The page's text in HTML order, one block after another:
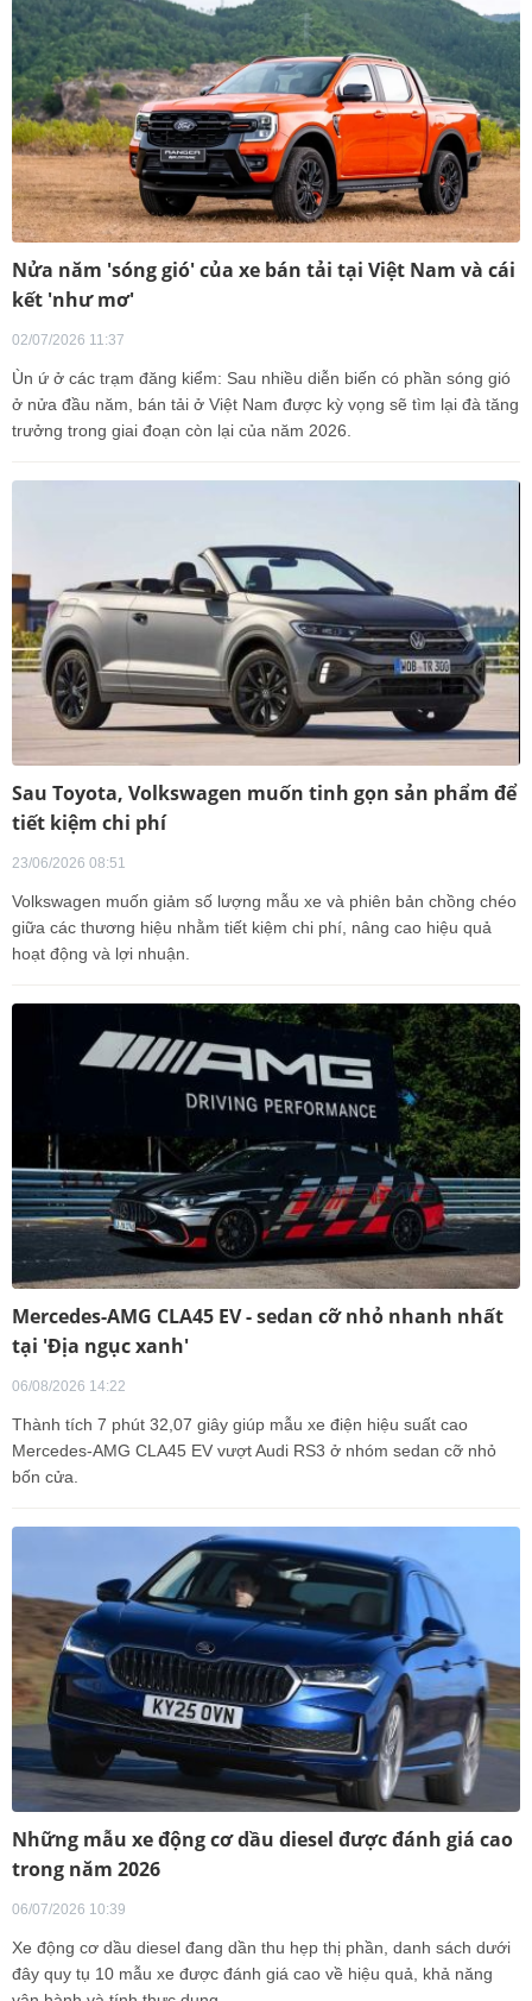
Nửa năm 'sóng gió' của xe bán tải tại Việt Nam và cái
kết 'như mơ'
02/07/2026 11:37
Ùn ứ ở các trạm đăng kiểm: Sau nhiều diễn biến có phần sóng gió
ở nửa đầu năm, bán tải ở Việt Nam được kỳ vọng sẽ tìm lại đà tăng
trưởng trong giai đoạn còn lại của năm 2026.
Sau Toyota, Volkswagen muốn tinh gọn sản phẩm để
tiết kiệm chi phí
23/06/2026 08:51
Volkswagen muốn giảm số lượng mẫu xe và phiên bản chồng chéo
giữa các thương hiệu nhằm tiết kiệm chi phí, nâng cao hiệu quả
hoạt động và lợi nhuận.
Mercedes-AMG CLA45 EV - sedan cỡ nhỏ nhanh nhất
tại 'Địa ngục xanh'
06/08/2026 14:22
Thành tích 7 phút 32,07 giây giúp mẫu xe điện hiệu suất cao
Mercedes-AMG CLA45 EV vượt Audi RS3 ở nhóm sedan cỡ nhỏ
bốn cửa.
Những mẫu xe động cơ dầu diesel được đánh giá cao
trong năm 2026
06/07/2026 10:39
Xe động cơ dầu diesel đang dần thu hẹp thị phần, danh sách dưới
đây quy tụ 10 mẫu xe được đánh giá cao về hiệu quả, khả năng